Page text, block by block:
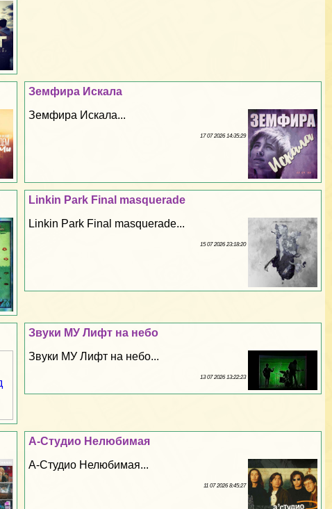
Земфира Искала
Земфира Искала...
17 07 2026 14:35:29
Linkin Park Final masquerade
Linkin Park Final masquerade...
15 07 2026 23:18:20
Звуки МУ Лифт на небо
Звуки МУ Лифт на небо...
13 07 2026 13:22:23
А-Студио Нелюбимая
А-Студио Нелюбимая...
11 07 2026 8:45:27